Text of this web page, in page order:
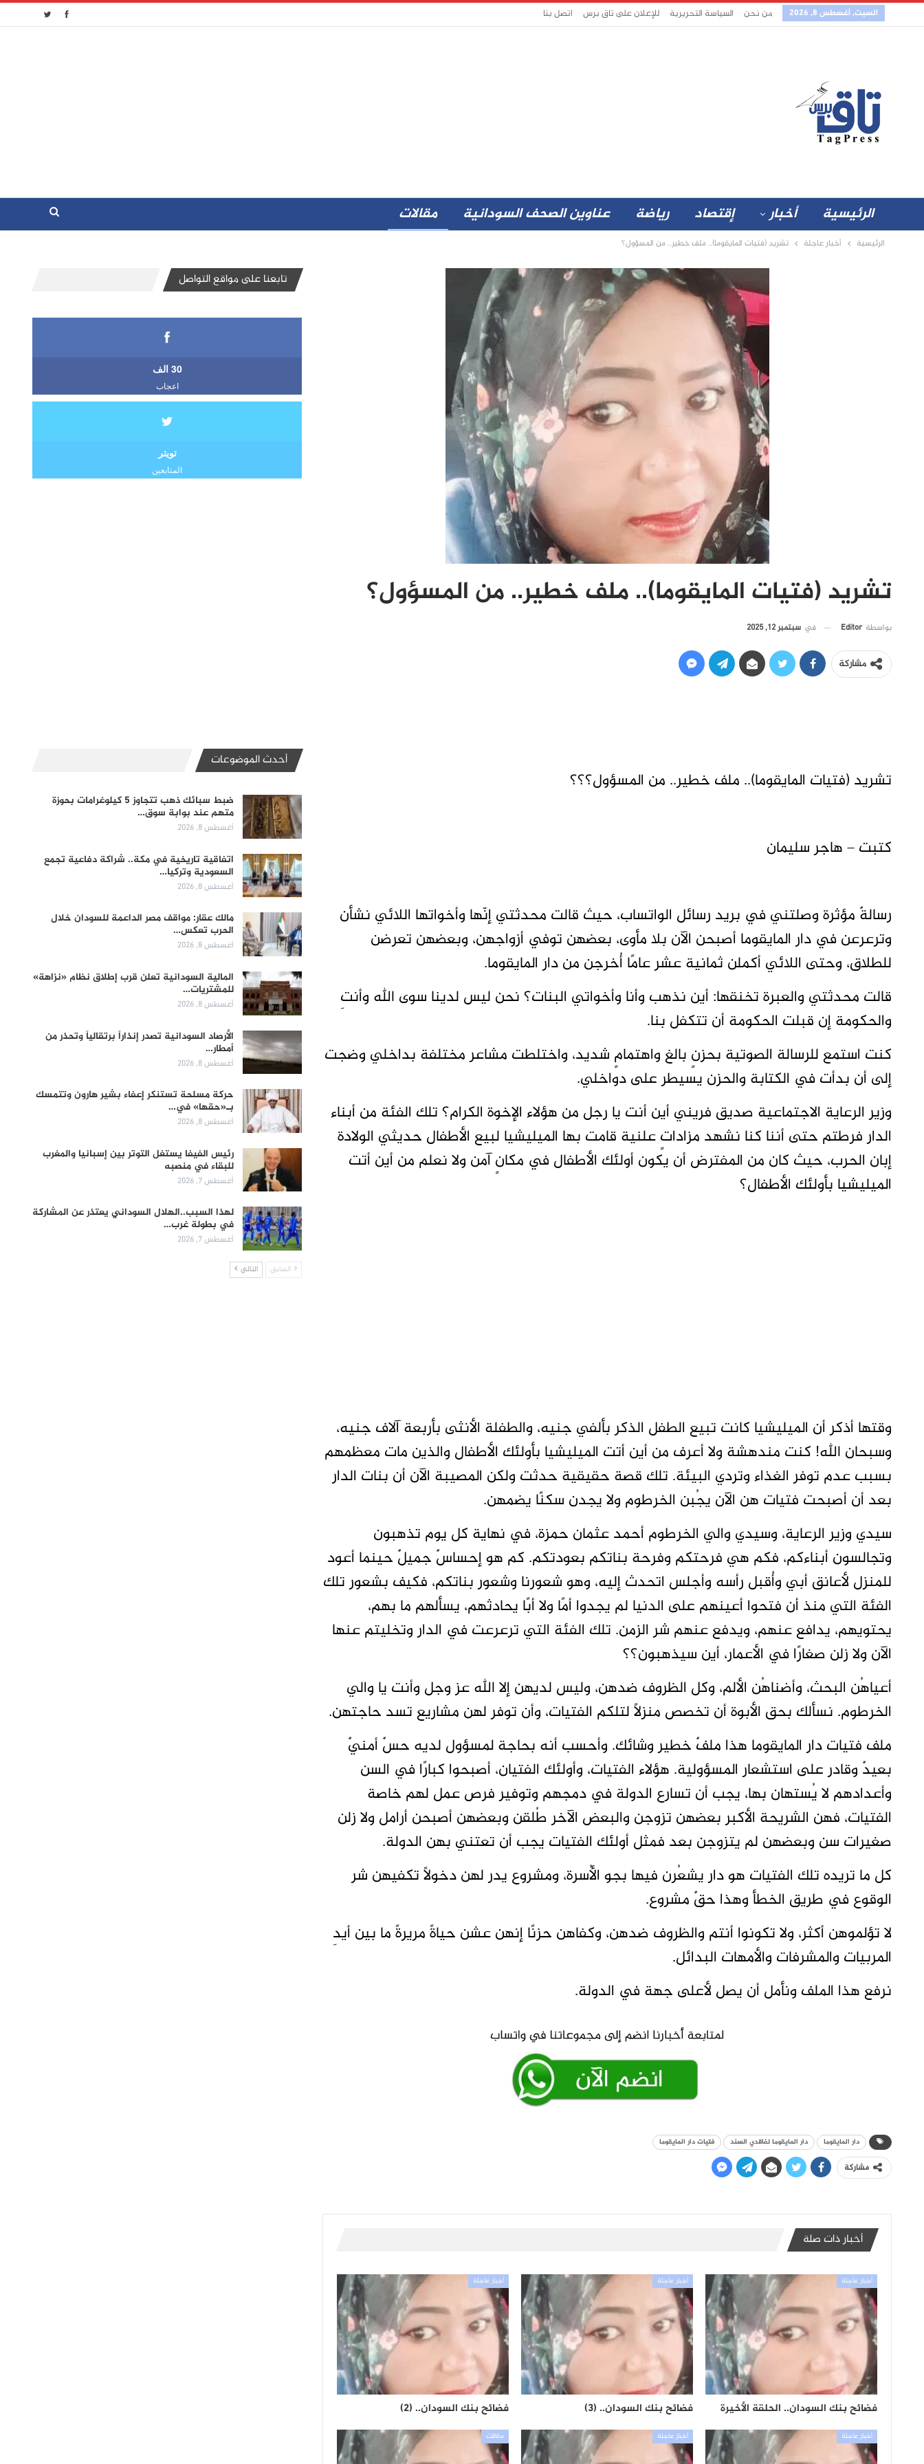
السبت, أغسطس 8, 2026 من نحن السياسة التحريرية للإعلان على تاق برس اتصل بنا
الرئيسية أخبار إقتصاد رياضة عناوين الصحف السودانية مقالات
الرئيسية أخبار عاجلة تشريد (فتيات المايقوما).. ملف خطير.. من المسؤول؟
تشريد (فتيات المايقوما).. ملف خطير.. من المسؤول؟
بواسطة Editor في سبتمبر 12, 2025
مشاركة
تشريد (فتيات المايقوما).. ملف خطير.. من المسؤول؟؟؟
كتبت – هاجر سليمان
رسالةٌ مؤثرة وصلتني في بريد رسائل الواتساب، حيث قالت محدثتي إنّها وأخواتها اللائي نشأن
وترعرعن في دار المايقوما أصبحن الآن بلا مأوى، بعضهن توفي أزواجهن، وبعضهن تعرضن
للطلاق، وحتى اللائي أكملن ثمانية عشر عامًا أُخرجن من دار المايقوما.
قالت محدثتي والعبرة تخنقها: أين نذهب وأنا وأخواتي البنات؟ نحن ليس لدينا سوى الله وأنتِ
والحكومة إن قبلت الحكومة أن تتكفل بنا.
كنت استمع للرسالة الصوتية بحزنٍ بالغ واهتمامٍ شديد، واختلطت مشاعر مختلفة بداخلي وضجت
إلى أن بدأت في الكتابة والحزن يسيطر على دواخلي.
وزير الرعاية الاجتماعية صديق فريني أين أنت يا رجل من هؤلاء الإخوة الكرام؟ تلك الفئة من أبناء
الدار فرطتم حتى أننا كنا نشهد مزاداتٍ علنية قامت بها الميليشيا لبيع الأطفال حديثي الولادة
إبان الحرب، حيث كان من المفترض أن يكون أولئك الأطفال في مكانٍ آمن ولا نعلم من أين أتت
الميليشيا بأولئك الأطفال؟
وقتها أذكر أن الميليشيا كانت تبيع الطفل الذكر بألفي جنيه، والطفلة الأنثى بأربعة آلاف جنيه،
وسبحان الله! كنت مندهشة ولا أعرف من أين أتت الميليشيا بأولئك الأطفال والذين مات معظمهم
بسبب عدم توفر الغذاء وتردي البيئة. تلك قصة حقيقية حدثت ولكن المصيبة الآن أن بنات الدار
بعد أن أصبحت فتيات هن الآن يجُبن الخرطوم ولا يجدن سكنًا يضمهن.
سيدي وزير الرعاية، وسيدي والي الخرطوم أحمد عثمان حمزة، في نهاية كل يوم تذهبون
وتجالسون أبناءكم، فكم هي فرحتكم وفرحة بناتكم بعودتكم. كم هو إحساسٌ جميلٌ حينما أعود
للمنزل لأعانق أبي وأُقبل رأسه وأجلس اتحدث إليه، وهو شعورنا وشعور بناتكم، فكيف بشعور تلك
الفئة التي منذ أن فتحوا أعينهم على الدنيا لم يجدوا أمًا ولا أبًا يحادثهم، يسألهم ما بهم،
يحتويهم، يدافع عنهم، ويدفع عنهم شر الزمن. تلك الفئة التي ترعرعت في الدار وتخليتم عنها
الآن ولا زلن صغارًا في الأعمار، أين سيذهبون؟؟
أعياهُن البحث، وأضناهُن الألم، وكل الظروف ضدهن، وليس لديهن إلا الله عز وجل وأنت يا والي
الخرطوم. نسألك بحق الأبوة أن تخصص منزلاً لتلكم الفتيات، وأن توفر لهن مشاريع تسد حاجتهن.
ملف فتيات دار المايقوما هذا ملفٌ خطير وشائك. وأحسب أنه بحاجة لمسؤول لديه حسٌ أمنيٌ
بعيدٌ وقادر على استشعار المسؤولية. هؤلاء الفتيات، وأولئك الفتيان، أصبحوا كبارًا في السن
وأعدادهم لا يُستهان بها، يجب أن تسارع الدولة في دمجهم وتوفير فرص عمل لهم خاصة
الفتيات، فهن الشريحة الأكبر بعضهن تزوجن والبعض الآخر طُلقن وبعضهن أصبحن أرامل ولا زلن
صغيرات سن وبعضهن لم يتزوجن بعد فمثل أولئك الفتيات يجب أن تعتني بهن الدولة.
كل ما تريده تلك الفتيات هو دار يشعُرن فيها بجو الأُسرة، ومشروع يدر لهن دخولاً تكفيهن شر
الوقوع في طريق الخطأ وهذا حقٌ مشروع.
لا تؤلموهن أكثر، ولا تكونوا أنتم والظروف ضدهن، وكفاهن حزنًا إنهن عشن حياةً مريرةً ما بين أيدِ
المربيات والمشرفات والأمهات البدائل.
نرفع هذا الملف ونأمل أن يصل لأعلى جهة في الدولة.
دار المايقوما دار المايقوما لفاقدي السند فتيات دار المايقوما
مشاركة
أخبار ذات صلة
أخبار عاجلة
فضائح بنك السودان.. الحلقة الأخيرة
أخبار عاجلة
فضائح بنك السودان.. (٣)
أخبار عاجلة
فضائح بنك السودان.. (٢)
أخبار عاجلة أخبار عاجلة مقالات
تابعنا على مواقع التواصل
30 الف
اعجاب
تويتر
المتابعين
أحدث الموضوعات
ضبط سبائك ذهب تتجاوز 5 كيلوغرامات بحوزة
متهم عند بوابة سوق…
أغسطس 8, 2026
اتفاقية تاريخية في مكة.. شراكة دفاعية تجمع
السعودية وتركيا…
أغسطس 8, 2026
مالك عقار: مواقف مصر الداعمة للسودان خلال
الحرب تعكس…
أغسطس 8, 2026
المالية السودانية تعلن قرب إطلاق نظام «نزاهة»
للمشتريات…
أغسطس 8, 2026
الأرصاد السودانية تصدر إنذاراً برتقالياً وتحذر من
أمطار…
أغسطس 8, 2026
حركة مسلحة تستنكر إعفاء بشير هارون وتتمسك
بـ«حقها» في…
أغسطس 8, 2026
رئيس الفيفا يستغل التوتر بين إسبانيا والمغرب
للبقاء في منصبه
أغسطس 7, 2026
لهذا السبب..الهلال السوداني يعتذر عن المشاركة
في بطولة غرب…
أغسطس 7, 2026
السابق التالي